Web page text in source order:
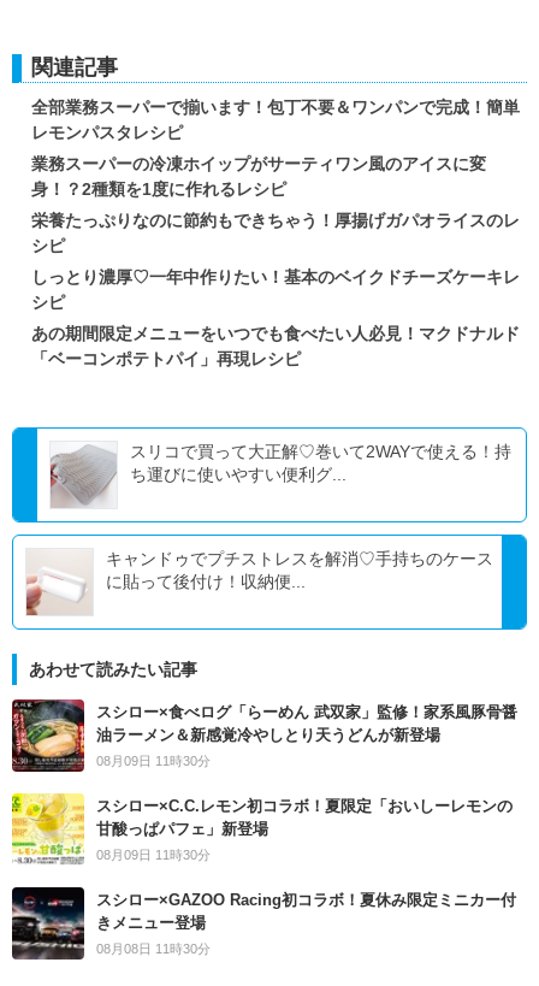
関連記事
全部業務スーパーで揃います！包丁不要＆ワンパンで完成！簡単
レモンパスタレシピ
業務スーパーの冷凍ホイップがサーティワン風のアイスに変
身！？2種類を1度に作れるレシピ
栄養たっぷりなのに節約もできちゃう！厚揚げガパオライスのレ
シピ
しっとり濃厚♡一年中作りたい！基本のベイクドチーズケーキレ
シピ
あの期間限定メニューをいつでも食べたい人必見！マクドナルド
「ベーコンポテトパイ」再現レシピ
スリコで買って大正解♡巻いて2WAYで使える！持
ち運びに使いやすい便利グ...
キャンドゥでプチストレスを解消♡手持ちのケース
に貼って後付け！収納便...
あわせて読みたい記事
スシロー×食べログ「らーめん 武双家」監修！家系風豚骨醤
油ラーメン＆新感覚冷やしとり天うどんが新登場
08月09日 11時30分
スシロー×C.C.レモン初コラボ！夏限定「おいしーレモンの
甘酸っぱパフェ」新登場
08月09日 11時30分
スシロー×GAZOO Racing初コラボ！夏休み限定ミニカー付
きメニュー登場
08月08日 11時30分